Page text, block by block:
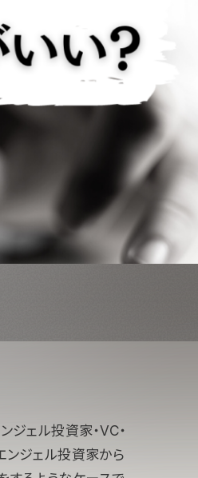
ジェル投資家・VC・
ンジェル投資家から